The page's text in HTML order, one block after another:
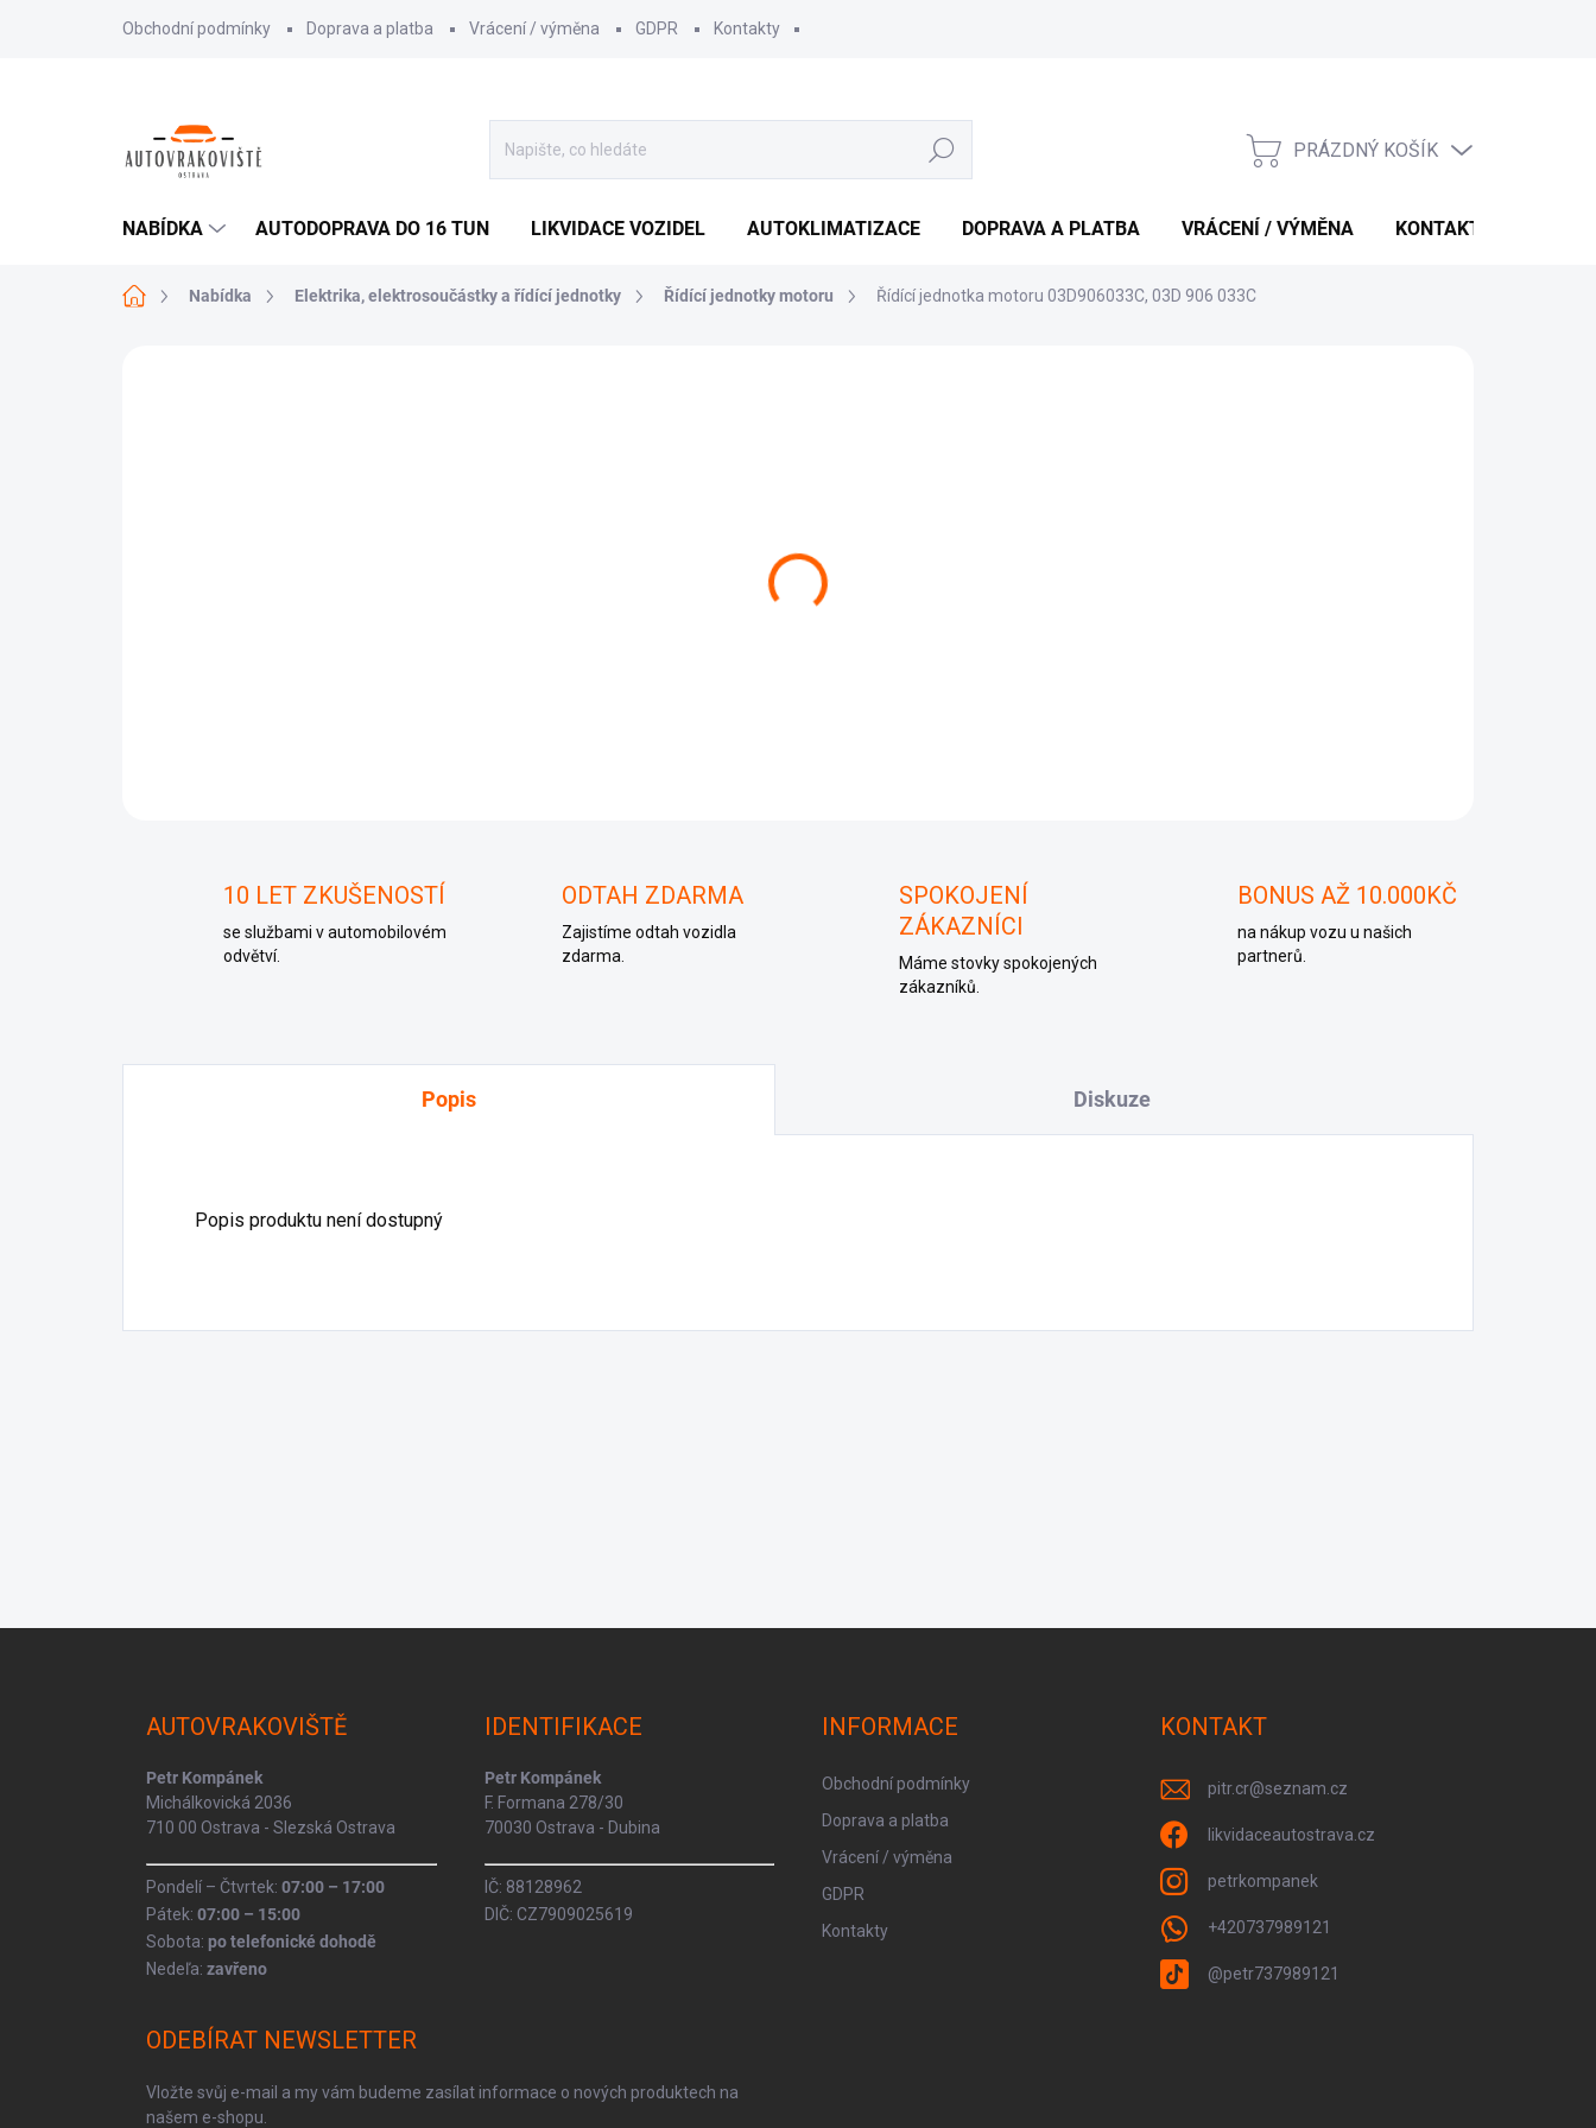
Obchodní podmínky Doprava a platba Vrácení / výměna GDPR Kontakty
Hledat
NÁKUPNÍ
PRÁZDNÝ KOŠÍK
NABÍDKA AUTODOPRAVA DO 16 TUN LIKVIDACE VOZIDEL AUTOKLIMATIZACE DOPRAVA A PLATBA VRÁCENÍ / VÝMĚNA KONTAKTY
Domů Nabídka Elektrika, elektrosoučástky a řídící jednotky Řídící jednotky motoru Řídící jednotka motoru 03D906033C, 03D 906 033C
10 LET ZKUŠENOSTÍ
se službami v automobilovém
odvětví.
ODTAH ZDARMA
Zajistíme odtah vozidla
zdarma.
SPOKOJENÍ
ZÁKAZNÍCI
Máme stovky spokojených
zákazníků.
BONUS AŽ 10.000KČ
na nákup vozu u našich
partnerů.
Popis Diskuze
Popis produktu není dostupný
AUTOVRAKOVIŠTĚ
Petr Kompánek
Michálkovická 2036
710 00 Ostrava - Slezská Ostrava
Pondelí – Čtvrtek: 07:00 – 17:00
Pátek: 07:00 – 15:00
Sobota: po telefonické dohodě
Nedeľa: zavřeno
IDENTIFIKACE
Petr Kompánek
F. Formana 278/30
70030 Ostrava - Dubina
IČ: 88128962
DIČ: CZ7909025619
INFORMACE
Obchodní podmínky
Doprava a platba
Vrácení / výměna
GDPR
Kontakty
KONTAKT
pitr.cr@seznam.cz
likvidaceautostrava.cz
petrkompanek
+420737989121
@petr737989121
ODEBÍRAT NEWSLETTER
Vložte svůj e-mail a my vám budeme zasílat informace o nových produktech na
našem e-shopu.